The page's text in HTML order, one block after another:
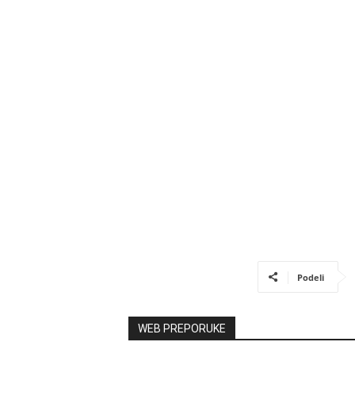
Podeli
WEB PREPORUKE